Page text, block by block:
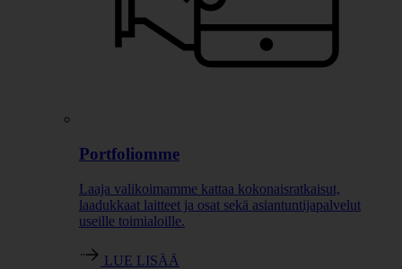
Portfoliomme
Laaja valikoimamme kattaa kokonaisratkaisut,
laadukkaat laitteet ja osat sekä asiantuntijapalvelut
useille toimialoille.
LUE LISÄÄ